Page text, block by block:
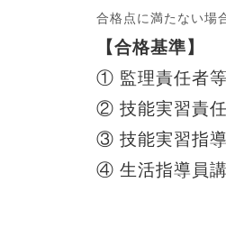
合格点に満たない場
【合格基準】
① 監理責任
② 技能実習責
③ 技能実習指
④ 生活指導